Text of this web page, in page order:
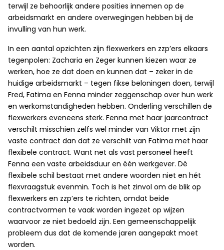
terwijl ze behoorlijk andere posities innemen op de
arbeidsmarkt en andere overwegingen hebben bij de
invulling van hun werk.
In een aantal opzichten zijn flexwerkers en zzp’ers elkaars
tegenpolen: Zacharia en Zeger kunnen kiezen waar ze
werken, hoe ze dat doen en kunnen dat – zeker in de
huidige arbeidsmarkt – tegen fikse beloningen doen, terwijl
Fred, Fatima en Fenna minder zeggenschap over hun werk
en werkomstandigheden hebben. Onderling verschillen de
flexwerkers eveneens sterk. Fenna met haar jaarcontract
verschilt misschien zelfs wel minder van Viktor met zijn
vaste contract dan dat ze verschilt van Fatima met haar
flexibele contract. Want net als vast personeel heeft
Fenna een vaste arbeidsduur en één werkgever. Dé
flexibele schil bestaat met andere woorden niet en hét
flexvraagstuk evenmin. Toch is het zinvol om de blik op
flexwerkers en zzp’ers te richten, omdat beide
contractvormen te vaak worden ingezet op wijzen
waarvoor ze niet bedoeld zijn. Een gemeenschappelijk
probleem dus dat de komende jaren aangepakt moet
worden.